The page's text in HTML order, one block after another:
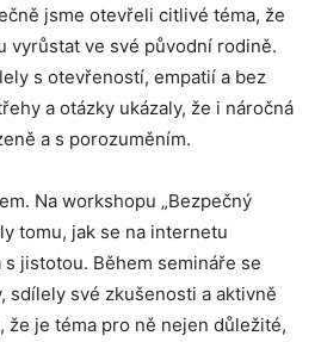
jsme otevřeli citlivé téma, že
vyrůstat ve své původní rodině.
s otevřeností, empatií a bez
a otázky ukázaly, že i náročná
a s porozuměním.
Na workshopu „Bezpečný
tomu, jak se na internetu
jistotou. Během semináře se
sdílely své zkušenosti a aktivně
že je téma pro ně nejen důležité,